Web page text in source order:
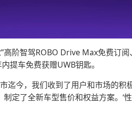
高阶智驾ROBO Drive Max免费订
提车免费获赠UWB钥匙。
迄今，我们收到了用户和市场的
定了全新车型售价和权益方案。‘